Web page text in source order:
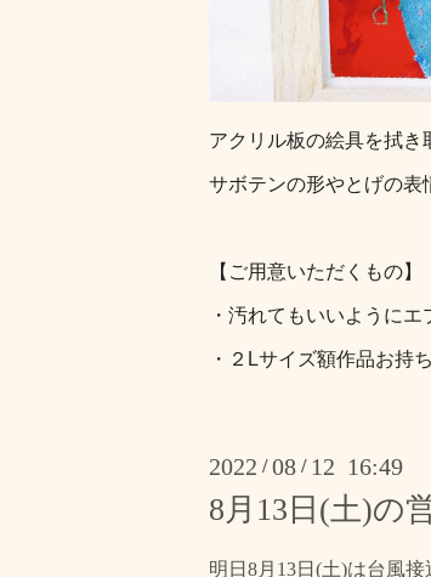
アクリル板の絵具を拭き
サボテンの形やとげの表
【ご用意いただくもの】
・汚れてもいいようにエ
・２Lサイズ額作品お持
2022 /08 / 12 16:49
8月13日(土)の
明日8月13日(土)は台風